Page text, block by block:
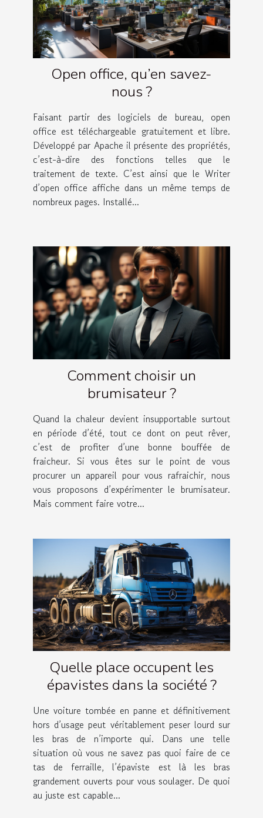
Open office, qu’en savez-
nous ?
Faisant partir des logiciels de bureau, open
office est téléchargeable gratuitement et libre.
Développé par Apache il présente des propriétés,
c’est-à-dire des fonctions telles que le
traitement de texte. C’est ainsi que le Writer
d’open office affiche dans un même temps de
nombreux pages. Installé...
Comment choisir un
brumisateur ?
Quand la chaleur devient insupportable surtout
en période d’été, tout ce dont on peut rêver,
c’est de profiter d’une bonne bouffée de
fraicheur. Si vous êtes sur le point de vous
procurer un appareil pour vous rafraichir, nous
vous proposons d’expérimenter le brumisateur.
Mais comment faire votre...
Quelle place occupent les
épavistes dans la société ?
Une voiture tombée en panne et définitivement
hors d’usage peut véritablement peser lourd sur
les bras de n’importe qui. Dans une telle
situation où vous ne savez pas quoi faire de ce
tas de ferraille, l’épaviste est là les bras
grandement ouverts pour vous soulager. De quoi
au juste est capable...